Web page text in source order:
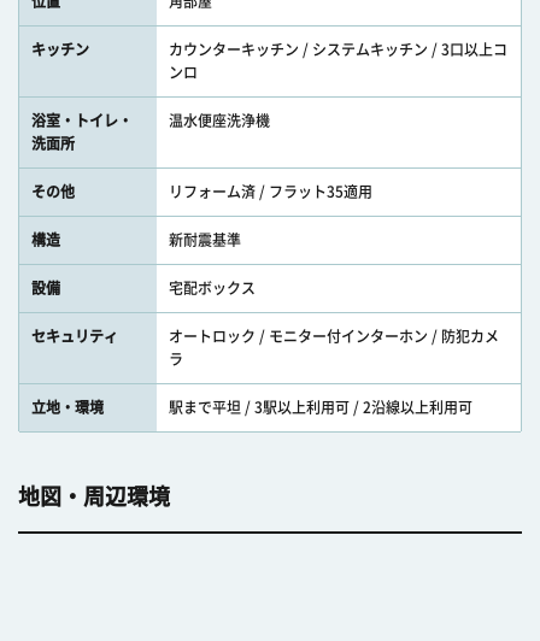
キッチン
カウンターキッチン / システムキッチン / 3口以上コ
ンロ
浴室・トイレ・
洗面所
温水便座洗浄機
その他 リフォーム済 / フラット35適用
構造 新耐震基準
設備 宅配ボックス
セキュリティ
オートロック / モニター付インターホン / 防犯カメ
ラ
立地・環境 駅まで平坦 / 3駅以上利用可 / 2沿線以上利用可
地図・周辺環境